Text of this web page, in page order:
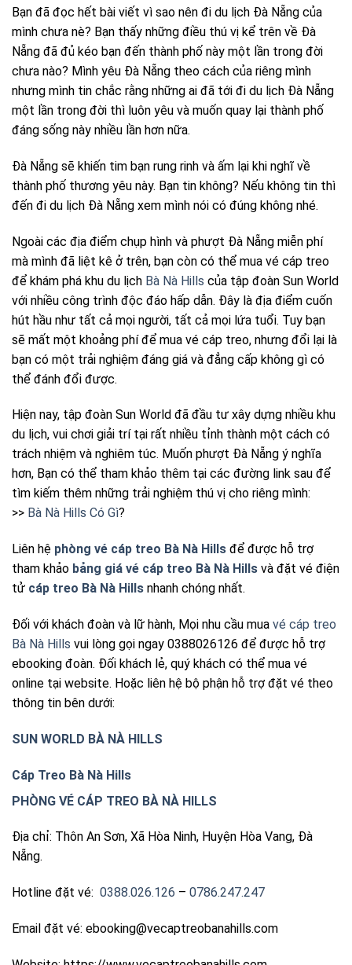
Bạn đã đọc hết bài viết vì sao nên đi du lịch Đà Nẵng của
mình chưa nè? Bạn thấy những điều thú vị kể trên về Đà
Nẵng đã đủ kéo bạn đến thành phố này một lần trong đời
chưa nào? Mình yêu Đà Nẵng theo cách của riêng mình
nhưng mình tin chắc rằng những ai đã tới đi du lịch Đà Nẵng
một lần trong đời thì luôn yêu và muốn quay lại thành phố
đáng sống này nhiều lần hơn nữa.
Đà Nẵng sẽ khiến tim bạn rung rinh và ấm lại khi nghĩ về
thành phố thương yêu này. Bạn tin không? Nếu không tin thì
đến đi du lịch Đà Nẵng xem mình nói có đúng không nhé.
Ngoài các địa điểm chụp hình và phượt Đà Nẵng miễn phí
mà mình đã liệt kê ở trên, bạn còn có thể mua vé cáp treo
để khám phá khu du lịch Bà Nà Hills của tập đoàn Sun World
với nhiều công trình độc đáo hấp dẫn. Đây là địa điểm cuốn
hút hầu như tất cả mọi người, tất cả mọi lứa tuổi. Tuy bạn
sẽ mất một khoảng phí để mua vé cáp treo, nhưng đổi lại là
bạn có một trải nghiệm đáng giá và đẳng cấp không gì có
thể đánh đổi được.
Hiện nay, tập đoàn Sun World đã đầu tư xây dựng nhiều khu
du lịch, vui chơi giải trí tại rất nhiều tỉnh thành một cách có
trách nhiệm và nghiêm túc. Muốn phượt Đà Nẵng ý nghĩa
hơn, Bạn có thể tham khảo thêm tại các đường link sau để
tìm kiếm thêm những trải nghiệm thú vị cho riêng mình:
>> Bà Nà Hills Có Gì?
Liên hệ phòng vé cáp treo Bà Nà Hills để được hỗ trợ
tham khảo bảng giá vé cáp treo Bà Nà Hills và đặt vé điện
tử cáp treo Bà Nà Hills nhanh chóng nhất.
Đối với khách đoàn và lữ hành, Mọi nhu cầu mua vé cáp treo
Bà Nà Hills vui lòng gọi ngay 0388026126 để được hỗ trợ
ebooking đoàn. Đối khách lẻ, quý khách có thể mua vé
online tại website. Hoặc liên hệ bộ phận hỗ trợ đặt vé theo
thông tin bên dưới:
SUN WORLD BÀ NÀ HILLS
Cáp Treo Bà Nà Hills
PHÒNG VÉ CÁP TREO BÀ NÀ HILLS
Địa chỉ: Thôn An Sơn, Xã Hòa Ninh, Huyện Hòa Vang, Đà
Nẵng.
Hotline đặt vé: 0388.026.126 – 0786.247.247
Email đặt vé: ebooking@vecaptreobanahills.com